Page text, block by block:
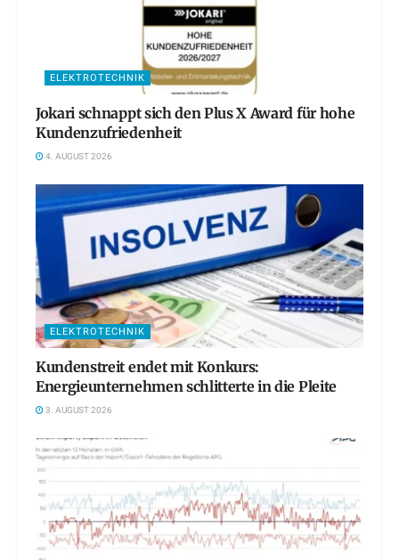
ELEKTROTECHNIK
Jokari schnappt sich den Plus X Award für hohe
Kundenzufriedenheit
4. AUGUST 2026
ELEKTROTECHNIK
Kundenstreit endet mit Konkurs:
Energieunternehmen schlitterte in die Pleite
3. AUGUST 2026